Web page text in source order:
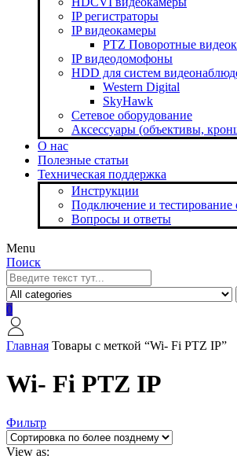
IP регистраторы
IP видеокамеры
PTZ Поворотные
IP видеодомофоны
HDD для систем
Western Digital
SkyHawk
Сетевое оборудование
Аксессуары (объективы,
О нас
Полезные статьи
Техническая поддержка
Инструкции
Подключение и тестирование
Вопросы и ответы
Menu
Поиск
0
Главная Товары с меткой “Wi- Fi PTZ IP”
Wi- Fi PTZ IP
Фильтр
View as: